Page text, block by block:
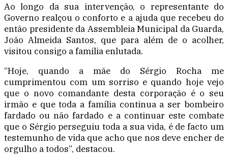
Ao longo da sua intervenção, o representante do
Governo realçou o conforto e a ajuda que recebeu do
então presidente da Assembleia Municipal da Guarda,
João Almeida Santos, que para além de o acolher,
visitou consigo a família enlutada.
“Hoje, quando a mãe do Sérgio Rocha me
cumprimentou com um sorriso e quando hoje vejo
que o novo comandante desta corporação é o seu
irmão e que toda a família continua a ser bombeiro
fardado ou não fardado e a continuar este combate
que o Sérgio perseguiu toda a sua vida, é de facto um
testemunho de vida que acho que nos deve encher de
orgulho a todos”, destacou.